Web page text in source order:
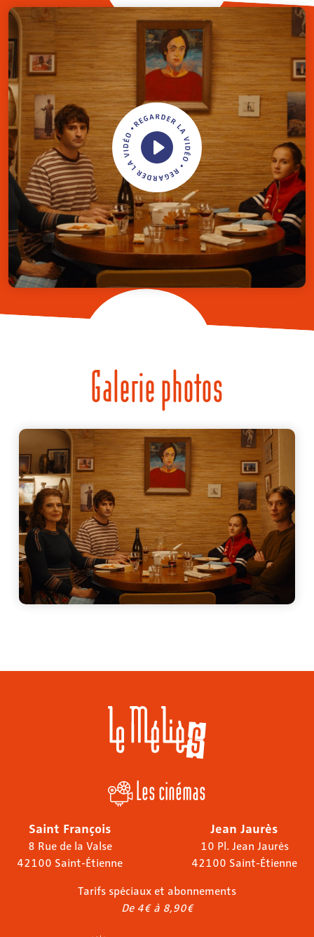
Galerie photos
Les cinémas
Saint François
8 Rue de la Valse
42100 Saint-Étienne
Jean Jaurès
10 Pl. Jean Jaurès
42100 Saint-Étienne
Tarifs spéciaux et abonnements
De 4€ à 8,90€